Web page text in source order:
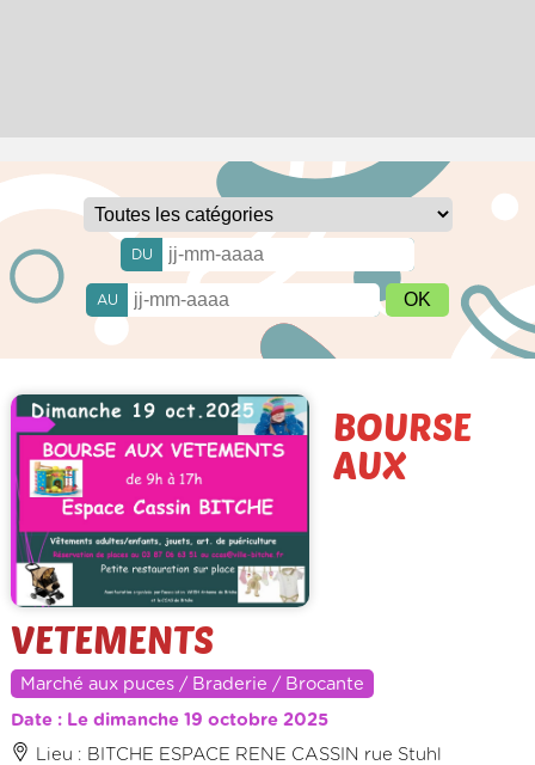
DU
AU
BOURSE
AUX
VETEMENTS
Marché aux puces / Braderie / Brocante
Date : Le dimanche 19 octobre 2025
Lieu : BITCHE ESPACE RENE CASSIN rue Stuhl